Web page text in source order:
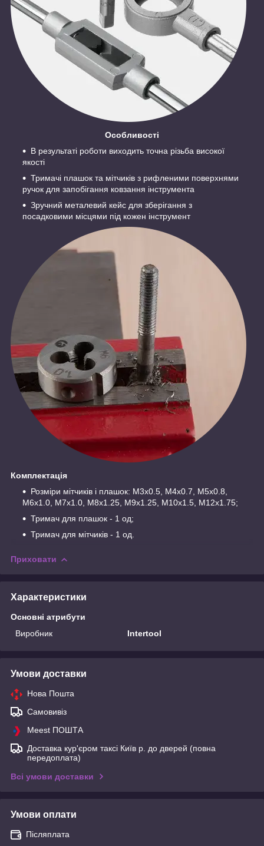
Особливості
В результаті роботи виходить точна різьба високої
якості
Тримачі плашок та мітчиків з рифленими поверхнями
ручок для запобігання ковзання інструмента
Зручний металевий кейс для зберігання з
посадковими місцями під кожен інструмент
Комплектація
Розміри мітчиків і плашок: М3x0.5, М4x0.7, М5x0.8,
М6x1.0, М7x1.0, М8x1.25, М9x1.25, М10x1.5, М12x1.75;
Тримач для плашок - 1 од;
Тримач для мітчиків - 1 од.
Приховати
Характеристики
Основні атрибути
Виробник
Intertool
Умови доставки
Нова Пошта
Самовивіз
Meest ПОШТА
Доставка кур'єром таксі Київ р. до дверей (повна
передоплата)
Всі умови доставки
Умови оплати
Післяплата